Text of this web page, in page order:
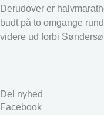
Derudover er
budt på to omgange
videre ud forbi
Del nyhed
Facebook